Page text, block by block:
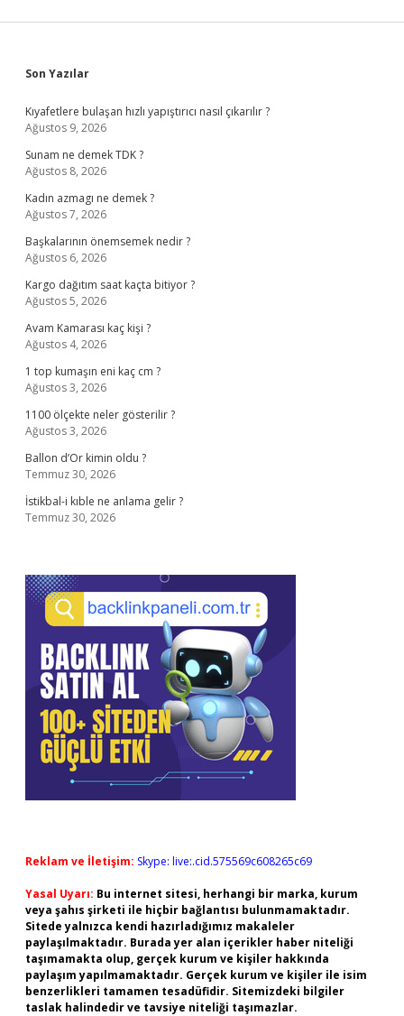
Sidebar
Son Yazılar
Kıyafetlere bulaşan hızlı yapıştırıcı nasıl çıkarılır ?
Ağustos 9, 2026
Sunam ne demek TDK ?
Ağustos 8, 2026
Kadın azmagı ne demek ?
Ağustos 7, 2026
Başkalarının önemsemek nedir ?
Ağustos 6, 2026
Kargo dağıtım saat kaçta bitiyor ?
Ağustos 5, 2026
Avam Kamarası kaç kişi ?
Ağustos 4, 2026
1 top kumaşın eni kaç cm ?
Ağustos 3, 2026
1100 ölçekte neler gösterilir ?
Ağustos 3, 2026
Ballon d’Or kimin oldu ?
Temmuz 30, 2026
İstikbal-i kıble ne anlama gelir ?
Temmuz 30, 2026
Reklam ve İletişim: Skype: live:.cid.575569c608265c69
Yasal Uyarı: Bu internet sitesi, herhangi bir marka, kurum
veya şahıs şirketi ile hiçbir bağlantısı bulunmamaktadır.
Sitede yalnızca kendi hazırladığımız makaleler
paylaşılmaktadır. Burada yer alan içerikler haber niteliği
taşımamakta olup, gerçek kurum ve kişiler hakkında
paylaşım yapılmamaktadır. Gerçek kurum ve kişiler ile isim
benzerlikleri tamamen tesadüfidir. Sitemizdeki bilgiler
taslak halindedir ve tavsiye niteliği taşımazlar.